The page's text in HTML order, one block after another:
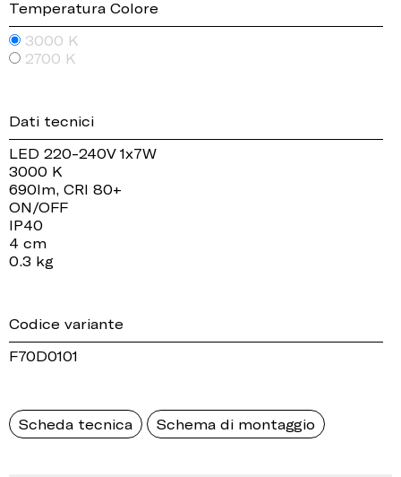
Temperatura Colore
3000 K
2700 K
Dati tecnici
LED 220-240V 1x7W
3000 K
690lm, CRI 80+
ON/OFF
IP40
4 cm
0.3 kg
Codice variante
F70D0101
Scheda tecnica Schema di montaggio